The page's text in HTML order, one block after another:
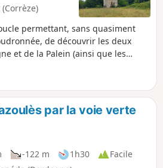
permettant, sans quasiment
de découvrir les deux
et de la Palein (ainsi que les
le panorama dégagé portant
et au delà et approcher les ruines
par la voie verte
-122 m 1h30
Facile